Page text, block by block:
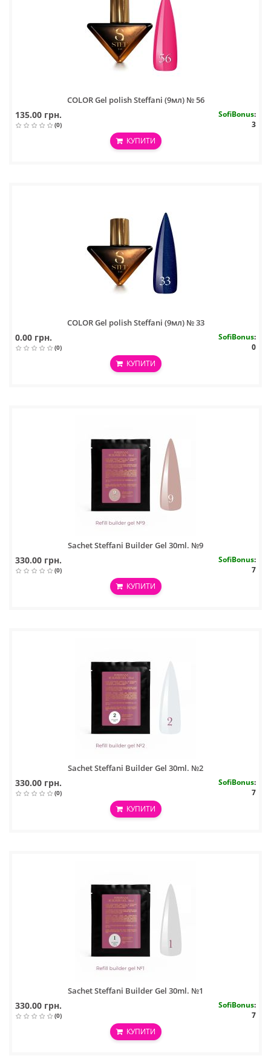
COLOR Gel polish Steffani (9мл) № 56
135.00 грн.
(0)
SofiBonus:
3
КУПИТИ
COLOR Gel polish Steffani (9мл) № 33
0.00 грн.
(0)
SofiBonus:
0
КУПИТИ
Sachet Steffani Builder Gel 30ml. №9
330.00 грн.
(0)
SofiBonus:
7
КУПИТИ
Sachet Steffani Builder Gel 30ml. №2
330.00 грн.
(0)
SofiBonus:
7
КУПИТИ
Sachet Steffani Builder Gel 30ml. №1
330.00 грн.
(0)
SofiBonus:
7
КУПИТИ